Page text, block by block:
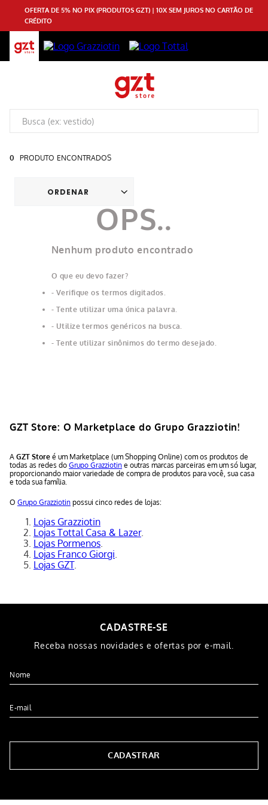
OFERTA DE 5% NO PIX (PRODUTOS GZT) | 10X SEM JUROS NO CARTÃO DE
CRÉDITO
0 PRODUTO
Nenhum produto encontrado
O que eu devo fazer?
Verifique os termos digitados.
Tente utilizar uma única palavra.
Utilize termos genéricos na busca.
Tente utilizar sinônimos do termo desejado.
GZT Store: O Marketplace do Grupo Grazziotin!
A GZT Store é um Marketplace (um Shopping Online) com os produtos de
todas as redes do Grupo Grazziotin e outras marcas parceiras em um só lugar,
proporcionando maior variedade de compra de produtos para você, sua casa
e toda sua família.
O Grupo Grazziotin possui cinco redes de lojas:
Lojas Grazziotin
Lojas Tottal Casa & Lazer.
Lojas Pormenos
Lojas Franco Giorgi
Lojas GZT.
CADASTRE-SE
Receba nossas novidades e ofertas por e-mail.
CADASTRAR